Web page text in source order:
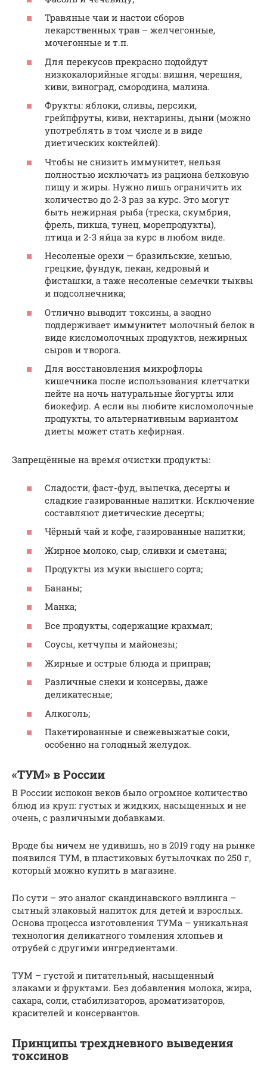
Травяные чаи и настои сборов
лекарственных трав – желчегонные,
мочегонные и т.п.
Для перекусов прекрасно подойдут
низкокалорийные ягоды: вишня, черешня,
киви, виноград, смородина, малина.
Фрукты: яблоки, сливы, персики,
грейпфруты, киви, нектарины, дыни (можно
употреблять в том числе и в виде
диетических коктейлей).
Чтобы не снизить иммунитет, нельзя
полностью исключать из рациона белковую
пищу и жиры. Нужно лишь ограничить их
количество до 2-3 раз за курс. Это могут
быть нежирная рыба (треска, скумбрия,
фрель, пикша, тунец, морепродукты),
птица и 2-3 яйца за курс в любом виде.
Несоленые орехи — бразильские, кешью,
грецкие, фундук, пекан, кедровый и
фисташки, а таже несоленые семечки тыквы
и подсолнечника;
Отлично выводит токсины, а заодно
поддерживает иммунитет молочный белок в
виде кисломолочных продуктов, нежирных
сыров и творога.
Для восстановления микрофлоры
кишечника после использования клетчатки
пейте на ночь натуральные йогурты или
биокефир. А если вы любите кисломолочные
продукты, то альтернативным вариантом
диеты может стать кефирная.
Запрещённые на время очистки продукты:
Сладости, фаст-фуд, выпечка, десерты и
сладкие газированные напитки. Исключение
составляют диетические десерты;
Чёрный чай и кофе, газированные напитки;
Жирное молоко, сыр, сливки и сметана;
Продукты из муки высшего сорта;
Бананы;
Манка;
Все продукты, содержащие крахмал;
Соусы, кетчупы и майонезы;
Жирные и острые блюда и приправ;
Различные снеки и консервы, даже
деликатесные;
Алкоголь;
Пакетированные и свежевыжатые соки,
особенно на голодный желудок.
«ТУМ» в России
В России испокон веков было огромное количество
блюд из круп: густых и жидких, насыщенных и не
очень, с различными добавками.
Вроде бы ничем не удивишь, но в 2019 году на рынке
появился ТУМ, в пластиковых бутылочках по 250 г,
который можно купить в магазине.
По сути – это аналог скандинавского вэллинга –
сытный злаковый напиток для детей и взрослых.
Основа процесса изготовления ТУМа – уникальная
технология деликатного томления хлопьев и
отрубей с другими ингредиентами.
ТУМ – густой и питательный, насыщенный
злаками и фруктами. Без добавления молока, жира,
сахара, соли, стабилизаторов, ароматизаторов,
красителей и консервантов.
Принципы трехдневного выведения
токсинов